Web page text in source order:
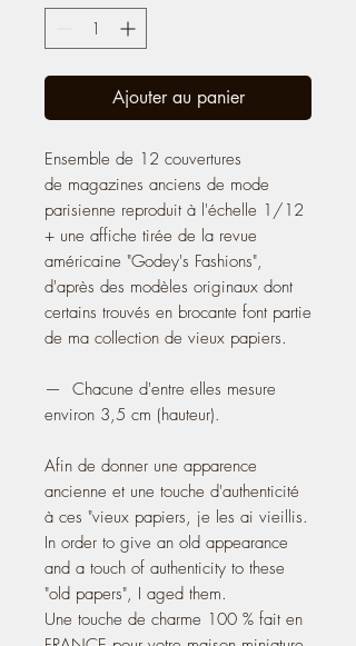
Ajouter au panier
Ensemble de 12 couvertures
de magazines anciens de mode
parisienne reproduit à l'échelle 1/12
+ une affiche tirée de la revue
américaine "Godey's Fashions",
d'après des modèles originaux dont
certains trouvés en brocante font partie
de ma collection de vieux papiers.
— Chacune d'entre elles mesure
environ 3,5 cm (hauteur).
Afin de donner une apparence
ancienne et une touche d'authenticité
à ces "vieux papiers, je les ai vieillis.
In order to give an old appearance
and a touch of authenticity to these
"old papers", I aged them.
Une touche de charme 100 % fait en